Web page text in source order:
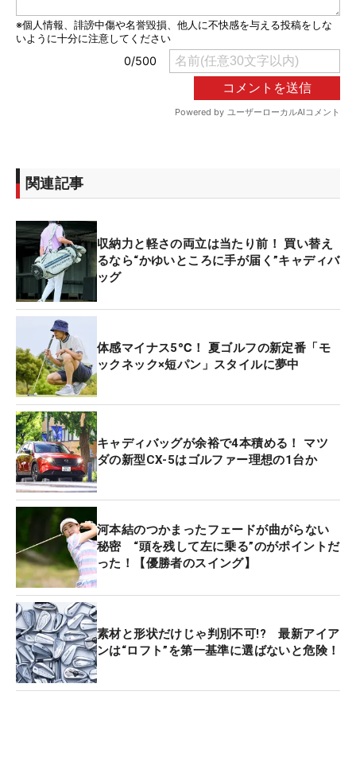
関連記事
収納力と軽さの両立は当たり前！ 買い替え
るなら“かゆいところに手が届く”キャディバ
ッグ
体感マイナス5℃！ 夏ゴルフの新定番「モ
ックネック×短パン」スタイルに夢中
キャディバッグが余裕で4本積める！ マツ
ダの新型CX-5はゴルファー理想の1台か
河本結のつかまったフェードが曲がらない
秘密 “頭を残して左に乗る”のがポイントだ
った！【優勝者のスイング】
素材と形状だけじゃ判別不可!? 最新アイア
ンは“ロフト”を第一基準に選ばないと危険！